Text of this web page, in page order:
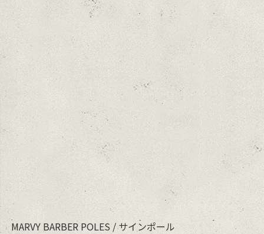
MARVY BARBER POLES /サインポール